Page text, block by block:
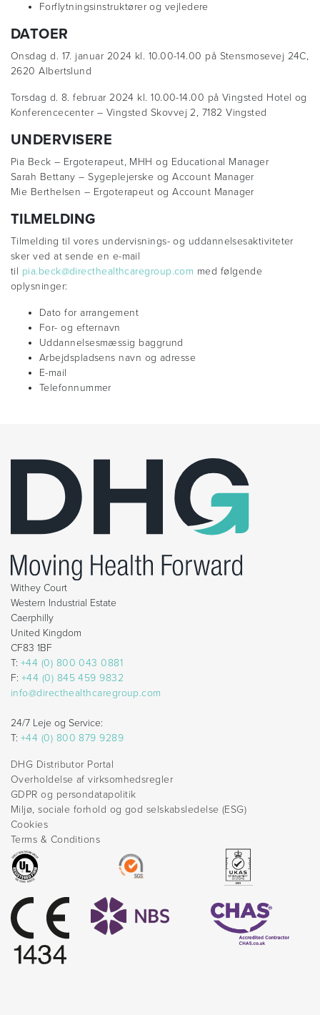
Forflytningsinstruktører og vejledere
DATOER
Onsdag d. 17. januar 2024 kl. 10.00-14.00 på Stensmosevej 24C,
2620 Albertslund
Torsdag d. 8. februar 2024 kl. 10.00-14.00 på Vingsted Hotel og
Konferencecenter – Vingsted Skovvej 2, 7182 Vingsted
UNDERVISERE
Pia Beck – Ergoterapeut, MHH og Educational Manager
Sarah Bettany – Sygeplejerske og Account Manager
Mie Berthelsen – Ergoterapeut og Account Manager
TILMELDING
Tilmelding til vores undervisnings- og uddannelsesaktiviteter
sker ved at sende en e-mail
til pia.beck@directhealthcaregroup.com med følgende
oplysninger:
Dato for arrangement
For- og efternavn
Uddannelsesmæssig baggrund
Arbejdspladsens navn og adresse
E-mail
Telefonnummer
Withey Court
Western Industrial Estate
Caerphilly
United Kingdom
CF83 1BF
T: +44 (0) 800 043 0881
F: +44 (0) 845 459 9832
info@directhealthcaregroup.com
24/7 Leje og Service:
T: +44 (0) 800 879 9289
DHG Distributor Portal
Overholdelse af virksomhedsregler
GDPR og persondatapolitik
Miljø, sociale forhold og god selskabsledelse (ESG)
Cookies
Terms & Conditions